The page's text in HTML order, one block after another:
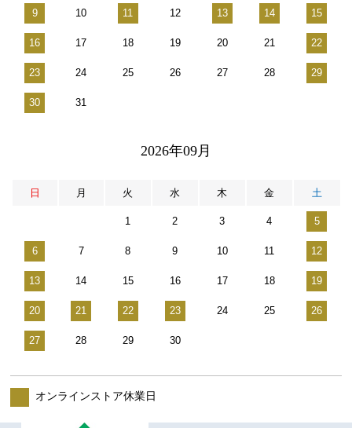
9 10 11 12 13 14 15
16 17 18 19 20 21 22
23 24 25 26 27 28 29
30 31
2026年09月
日 月 火 水 木 金 土
1 2 3 4 5
6 7 8 9 10 11 12
13 14 15 16 17 18 19
20 21 22 23 24 25 26
27 28 29 30
オンラインストア休業日